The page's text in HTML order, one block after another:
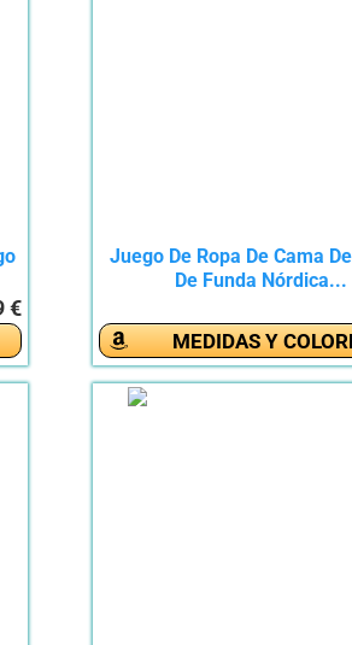
€
Juego De Ropa De Cama
De Funda Nórdica...
MEDIDAS Y